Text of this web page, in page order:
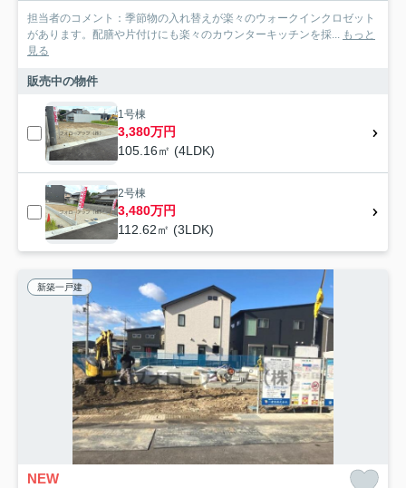
担当者のコメント：季節物の入れ替えが楽々のウォークインクロゼット
があります。配膳や片付けにも楽々のカウンターキッチンを採... もっと
見る
販売中の物件
1号棟
3,380万円
105.16㎡ (4LDK)
2号棟
3,480万円
112.62㎡ (3LDK)
新築一戸建
NEW